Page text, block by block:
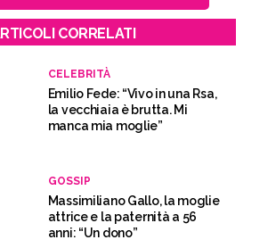
CORRELATI
CELEBRITÀ
Emilio Fede: “Vivo in una Rsa,
la vecchiaia è brutta. Mi
manca mia moglie”
GOSSIP
Massimiliano Gallo, la moglie
attrice e la paternità a 56
anni: “Un dono”